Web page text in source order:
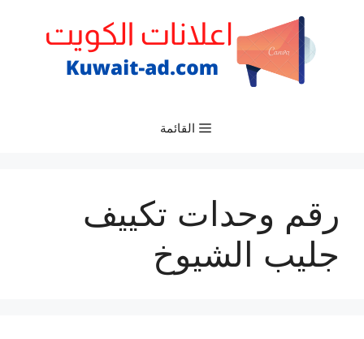
القائمة
رقم وحدات تكييف
جليب الشيوخ